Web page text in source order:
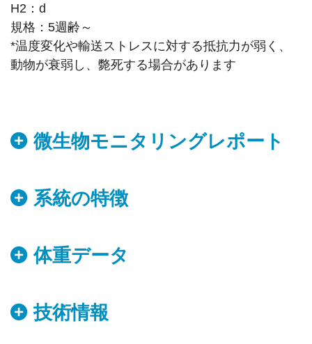
H2：d
規格：5週齢～
*温度変化や輸送ストレスに対する抵抗力が弱く、
動物が衰弱し、斃死する場合があります
微生物モニタリングレポート
系統の特徴
体重データ
技術情報